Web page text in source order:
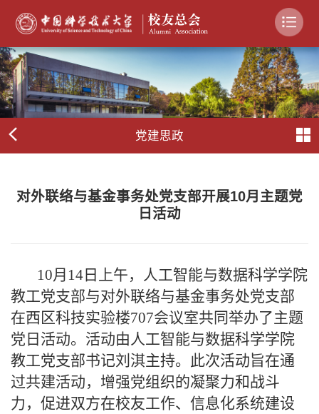
党建思政
对外联络与基金事务处党支部开展10月主题党
日活动
10月14日上午，人工智能与数据科学学院
教工党支部与对外联络与基金事务处党支部
在西区科技实验楼707会议室共同举办了主题
党日活动。活动由人工智能与数据科学学院
教工党支部书记刘淇主持。此次活动旨在通
过共建活动，增强党组织的凝聚力和战斗
力，促进双方在校友工作、信息化系统建设